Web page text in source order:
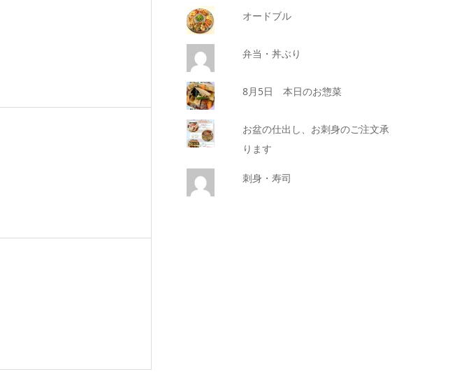
オードブル
弁当・丼ぶり
8月5日 本日のお惣菜
お盆の仕出し、お刺身のご注文承
ります
刺身・寿司